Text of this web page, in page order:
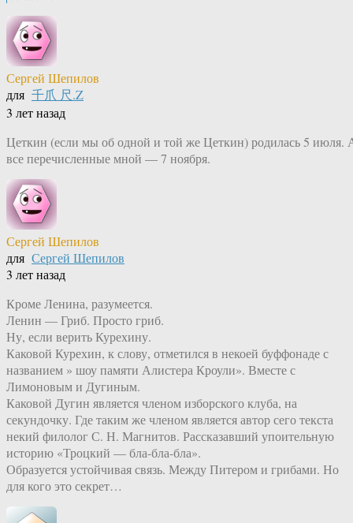
Сергей Шепилов
для 千爪 尺.Z
3 лет назад
Цеткин (если мы об одной и той же Цеткин) родилась 5 июля.
все перечисленные мной — 7 ноября.
Сергей Шепилов
для Сергей Шепилов
3 лет назад
Кроме Ленина, разумеется.
Ленин — Гриб. Просто гриб.
Ну, если верить Курехину.
Каковой Курехин, к слову, отметился в некоей буффонаде с
названием » шоу памяти Алистера Кроули». Вместе с
Лимоновым и Дугиным.
Каковой Дугин является членом изборского клуба, на
секундочку. Где таким же членом является автор сего текста
некий филолог С. Н. Магнитов. Рассказавший упоительную
историю «Троцкий — бла-бла-бла».
Образуется устойчивая связь. Между Питером и грибами. Но
для кого это секрет…